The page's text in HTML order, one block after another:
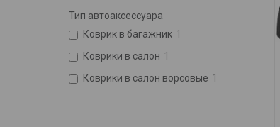
Тип автоаксессуара
Коврик в багажник 1
Коврики в салон 1
Коврики в салон ворсовые 1